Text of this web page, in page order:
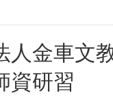
人金車文
資研習